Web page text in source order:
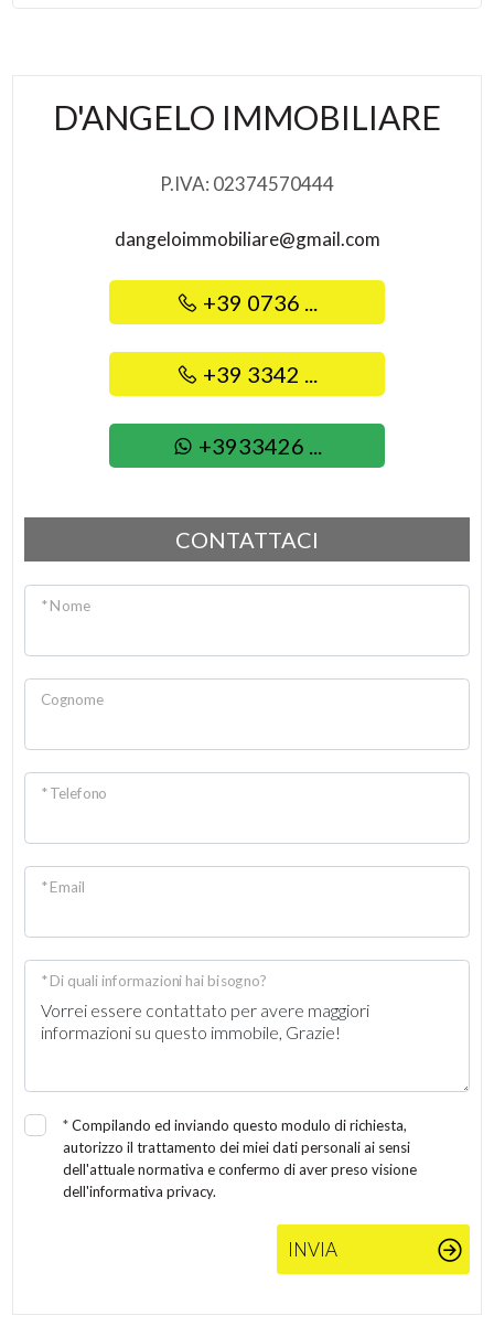
D'ANGELO IMMOBILIARE
P.IVA: 02374570444
dangeloimmobiliare@gmail.com
+39 0736 ...
+39 3342 ...
+3933426 ...
CONTATTACI
* Nome
Cognome
* Telefono
* Email
* Di quali informazioni hai bisogno?
*Compilando ed inviando questo modulo di richiesta,
autorizzo il trattamento dei miei dati personali ai sensi
dell'attuale normativa e confermo di aver preso visione
dell'informativa privacy.
INVIA